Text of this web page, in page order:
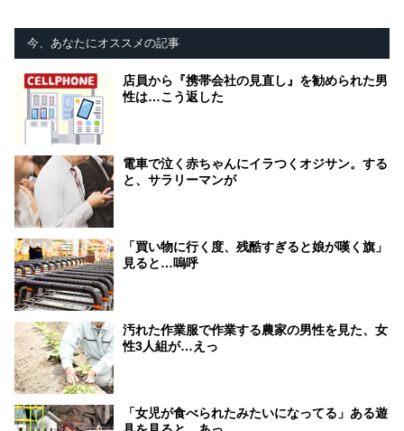
今、あなたにオススメの記事
店員から『携帯会社の見直し』を勧められた男
性は…こう返した
電車で泣く赤ちゃんにイラつくオジサン。する
と、サラリーマンが
「買い物に行く度、残酷すぎると娘が嘆く旗」
見ると…嗚呼
汚れた作業服で作業する農家の男性を見た、女
性3人組が…えっ
「女児が食べられたみたいになってる」ある遊